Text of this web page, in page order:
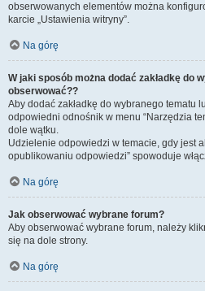
obserwowanych elementów można
karcie „Ustawienia witryny”.
Na górę
W jaki sposób można dodać zakładkę do
obserwować??
Aby dodać zakładkę do wybranego tematu
odpowiedni odnośnik w menu “Narzędzia
dole wątku.
Udzielenie odpowiedzi w temacie, gdy jest
opublikowaniu odpowiedzi” spowoduje
Na górę
Jak obserwować wybrane forum?
Aby obserwować wybrane forum, należy
się na dole strony.
Na górę